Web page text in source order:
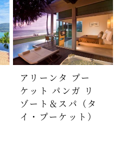
アリーンタ プー
ケット パンガ リ
ゾート＆スパ（タ
イ・プーケット）